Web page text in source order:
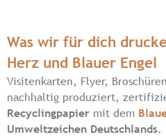
Was wir für dich
Herz und Blauer Engel
Visitenkarten, Flyer,
nachhaltig produziert,
Recyclingpapier mit dem
Umweltzeichen Deutschlands.